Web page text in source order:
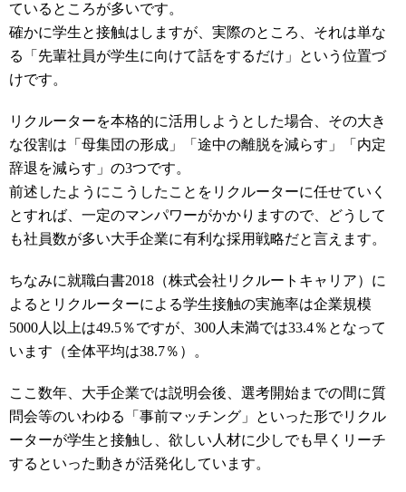
ているところが多いです。
確かに学生と接触はしますが、実際のところ、それは単な
る「先輩社員が学生に向けて話をするだけ」という位置づ
けです。
リクルーターを本格的に活用しようとした場合、その大き
な役割は「母集団の形成」「途中の離脱を減らす」「内定
辞退を減らす」の3つです。
前述したようにこうしたことをリクルーターに任せていく
とすれば、一定のマンパワーがかかりますので、どうして
も社員数が多い大手企業に有利な採用戦略だと言えます。
ちなみに就職白書2018（株式会社リクルートキャリア）に
よるとリクルーターによる学生接触の実施率は企業規模
5000人以上は49.5％ですが、300人未満では33.4％となって
います（全体平均は38.7％）。
ここ数年、大手企業では説明会後、選考開始までの間に質
問会等のいわゆる「事前マッチング」といった形でリクル
ーターが学生と接触し、欲しい人材に少しでも早くリーチ
するといった動きが活発化しています。